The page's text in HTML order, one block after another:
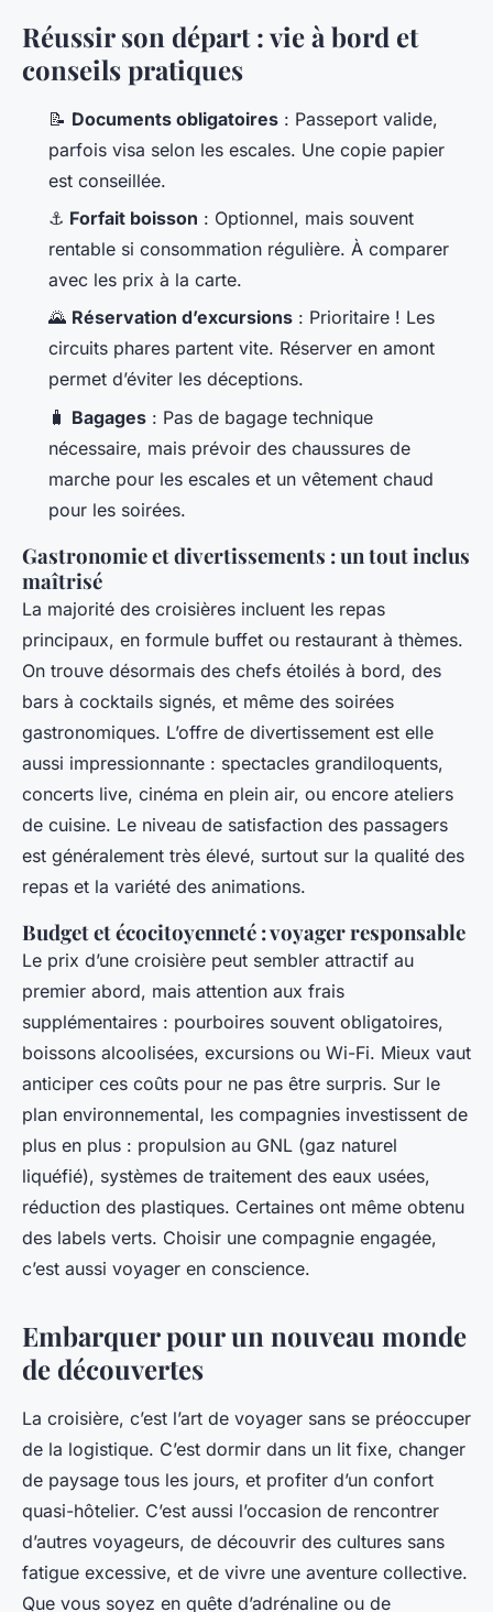
Réussir son départ : vie à bord et
conseils pratiques
📝 Documents obligatoires : Passeport valide,
parfois visa selon les escales. Une copie papier
est conseillée.
⚓ Forfait boisson : Optionnel, mais souvent
rentable si consommation régulière. À comparer
avec les prix à la carte.
🌄 Réservation d’excursions : Prioritaire ! Les
circuits phares partent vite. Réserver en amont
permet d’éviter les déceptions.
🧳 Bagages : Pas de bagage technique
nécessaire, mais prévoir des chaussures de
marche pour les escales et un vêtement chaud
pour les soirées.
Gastronomie et divertissements : un tout inclus
maîtrisé
La majorité des croisières incluent les repas
principaux, en formule buffet ou restaurant à thèmes.
On trouve désormais des chefs étoilés à bord, des
bars à cocktails signés, et même des soirées
gastronomiques. L’offre de divertissement est elle
aussi impressionnante : spectacles grandiloquents,
concerts live, cinéma en plein air, ou encore ateliers
de cuisine. Le niveau de satisfaction des passagers
est généralement très élevé, surtout sur la qualité des
repas et la variété des animations.
Budget et écocitoyenneté : voyager responsable
Le prix d’une croisière peut sembler attractif au
premier abord, mais attention aux frais
supplémentaires : pourboires souvent obligatoires,
boissons alcoolisées, excursions ou Wi-Fi. Mieux vaut
anticiper ces coûts pour ne pas être surpris. Sur le
plan environnemental, les compagnies investissent de
plus en plus : propulsion au GNL (gaz naturel
liquéfié), systèmes de traitement des eaux usées,
réduction des plastiques. Certaines ont même obtenu
des labels verts. Choisir une compagnie engagée,
c’est aussi voyager en conscience.
Embarquer pour un nouveau monde
de découvertes
La croisière, c’est l’art de voyager sans se préoccuper
de la logistique. C’est dormir dans un lit fixe, changer
de paysage tous les jours, et profiter d’un confort
quasi-hôtelier. C’est aussi l’occasion de rencontrer
d’autres voyageurs, de découvrir des cultures sans
fatigue excessive, et de vivre une aventure collective.
Que vous soyez en quête d’adrénaline ou de